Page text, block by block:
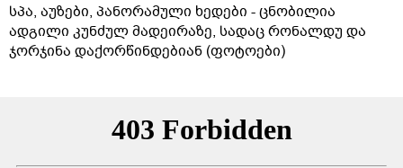
სპა, აუზები, პანორამული ხედები - ცნობილია
ადგილი კუნძულ მადეირაზე, სადაც რონალდუ და
ჯორჯინა დაქორწინდებიან (ფოტოები)